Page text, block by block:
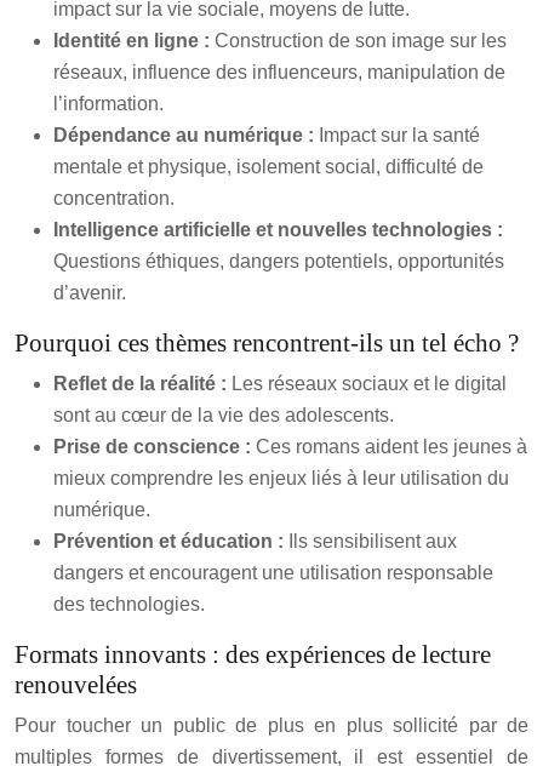
impact sur la vie sociale, moyens de lutte.
Identité en ligne : Construction de son image sur les
réseaux, influence des influenceurs, manipulation de
l’information.
Dépendance au numérique : Impact sur la santé
mentale et physique, isolement social, difficulté de
concentration.
Intelligence artificielle et nouvelles technologies :
Questions éthiques, dangers potentiels, opportunités
d’avenir.
Pourquoi ces thèmes rencontrent-ils un tel écho ?
Reflet de la réalité : Les réseaux sociaux et le digital
sont au cœur de la vie des adolescents.
Prise de conscience : Ces romans aident les jeunes à
mieux comprendre les enjeux liés à leur utilisation du
numérique.
Prévention et éducation :
Ils sensibilisent aux
dangers et encouragent une utilisation responsable
des technologies.
Formats innovants : des expériences de lecture
renouvelées
Pour toucher un public de plus en plus sollicité par de
multiples formes de divertissement, il est essentiel de